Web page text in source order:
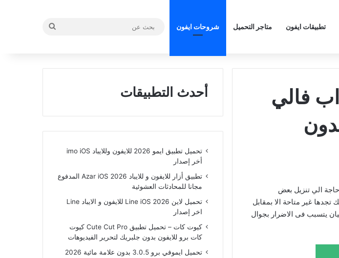
تطبيقات ايفون متاجر التحميل شروحات ايفون
فالي
الي تنزيل بعض
غير متاحة الا بمقابل
يتسبب فى الاضرار بجوال
أحدث التطبيقات
تحميل تطبيق ايمو 2026 للايفون وللايباد imo iOS
أخر إصدار
تطبيق أزار للايفون و للايباد Azar iOS 2026 المدفوع
مجانا للمحادثات العشوئية
تحميل لاين Line iOS 2026 للايفون و الايباد Line
اخر إصدار
كيوت كات – تحميل تطبيق Cute Cut Pro كيوت
كات برو للايفون بدون جلبريك لتحرير الفيديوهات
تحميل ايموفي برو 3.0.5 بدون علامة مائية 2026